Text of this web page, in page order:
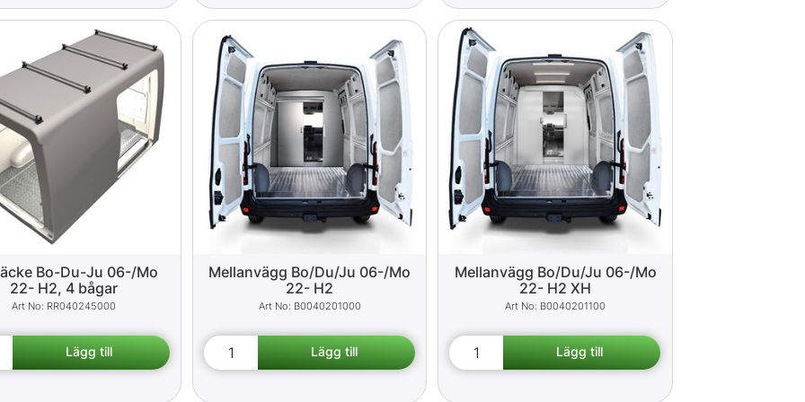
Bo-Du-Ju 06-/Mo
22- H2, 4 bågar
RR040245000
Mellanvägg Bo/Du/Ju 06-/Mo
22- H2
B0040201000
Mellanvägg Bo/Du/Ju 06-/Mo
22- H2 XH
B0040201100